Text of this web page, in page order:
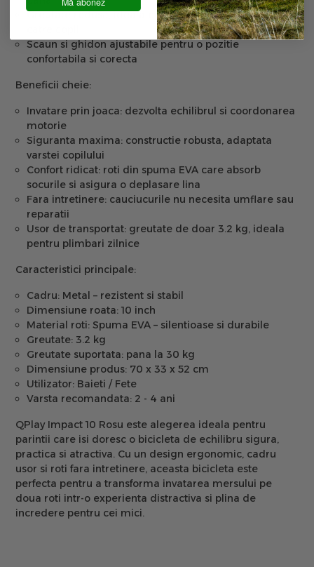
Greutate redusa, ideala pentru manevrare usoara de
Scaun si ghidon ajustabile pentru o pozitie
confortabila si corecta
Beneficii cheie:
Invatare prin joaca: dezvolta echilibrul si coordonarea
motorie
Siguranta maxima: constructie robusta, adaptata
varstei copilului
Confort ridicat: roti din spuma EVA care absorb
socurile si asigura o deplasare lina
Fara intretinere: cauciucurile nu necesita umflare sau
reparatii
Usor de transportat: greutate de doar 3.2 kg, ideala
pentru plimbari zilnice
Caracteristici principale:
Cadru: Metal – rezistent si stabil
Dimensiune roata: 10 inch
Material roti: Spuma EVA – silentioase si durabile
Greutate: 3.2 kg
Greutate suportata: pana la 30 kg
Dimensiune produs: 70 x 33 x 52 cm
Utilizator: Baieti / Fete
Varsta recomandata: 2 - 4 ani
QPlay Impact 10 Rosu este alegerea ideala pentru
parintii care isi doresc o bicicleta de echilibru sigura,
practica si atractiva. Cu un design ergonomic, cadru
usor si roti fara intretinere, aceasta bicicleta este
perfecta pentru a transforma invatarea mersului pe
doua roti intr-o experienta distractiva si plina de
incredere pentru cei mici.